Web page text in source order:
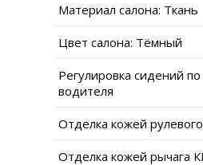
Материал салона: Ткань
Цвет салона: Тёмный
Регулировка сидений
водителя
Отделка кожей
Отделка кожей рычага